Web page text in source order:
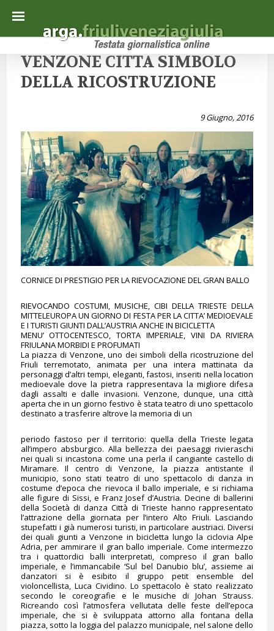
VENZONE CITTA SIMBOLO
DELLA RICOSTRUZIONE
9 Giugno, 2016
CORNICE DI PRESTIGIO PER LA RIEVOCAZIONE DEL GRAN BALLO
RIEVOCANDO COSTUMI, MUSICHE, CIBI DELLA TRIESTE DELLA
MITTELEUROPA UN GIORNO DI FESTA PER LA CITTA’ MEDIOEVALE
E I TURISTI GIUNTI DALL’AUSTRIA ANCHE IN BICICLETTA
MENU’ OTTOCENTESCO, TORTA IMPERIALE, VINI DA RIVIERA
FRIULANA MORBIDI E PROFUMATI
La piazza di Venzone, uno dei simboli della ricostruzione del
Friuli terremotato, animata per una intera mattinata da
personaggi d’altri tempi, eleganti, fastosi, inseriti nella location
medioevale dove la pietra rappresentava la migliore difesa
dagli assalti e dalle invasioni. Venzone, dunque, una città
aperta che in un giorno festivo è stata teatro di uno spettacolo
destinato a trasferire altrove la memoria di un
periodo fastoso per il territorio: quella della Trieste legata
all’impero absburgico. Alla bellezza dei paesaggi rivieraschi
nei quali si incastona come una perla il cangiante castello di
Miramare. Il centro di Venzone, la piazza antistante il
municipio, sono stati teatro di uno spettacolo di danza in
costume d’epoca che rievoca il ballo imperiale, e si richiama
alle figure di Sissi, e Franz Josef d’Austria. Decine di ballerini
della Società di danza Città di Trieste hanno rappresentato
l’attrazione della giornata per l’intero Alto Friuli. Lasciando
stupefatti i già numerosi turisti, in particolare austriaci. Diversi
dei quali giunti a Venzone in bicicletta lungo la ciclovia Alpe
Adria, per ammirare il gran ballo imperiale. Come intermezzo
tra i quattordici balli interpretati, compreso il gran ballo
imperiale, e l’immancabile ‘Sul bel Danubio blu’, assieme ai
danzatori si è esibito il gruppo petit ensemble del
violoncellista, Luca Cividino. Lo spettacolo è stato realizzato
secondo le coreografie e le musiche di Johan Strauss.
Ricreando così l’atmosfera vellutata delle feste dell’epoca
imperiale, che si è sviluppata attorno alla fontana della
piazza, sotto la loggia del palazzo municipale, nel salone dello